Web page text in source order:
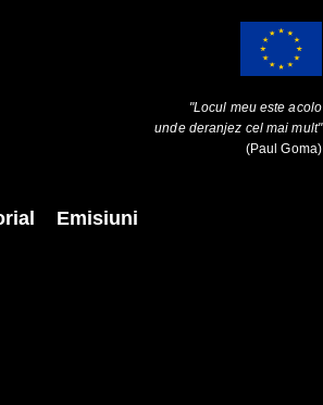
"Locul meu este acolo
unde deranjez cel mai mult"
(Paul Goma)
Emisiuni